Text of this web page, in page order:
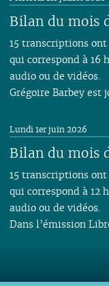
Bilan du mois
15 transcriptions
qui correspond à 16
audio ou de vidéos.
Grégoire Barbey est
Bilan du mois
Lundi 1er juin 2026
15 transcriptions
qui correspond à 12
audio ou de vidéos.
Dans l’émission